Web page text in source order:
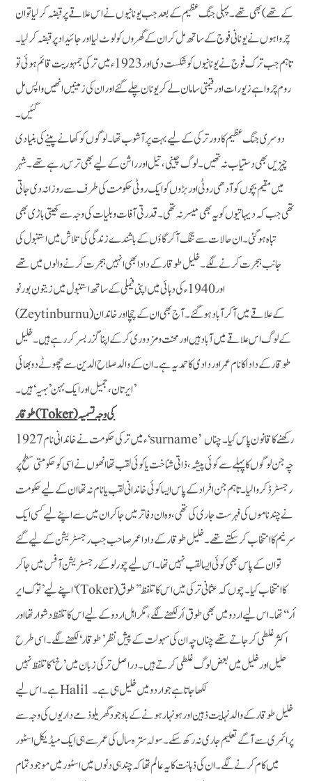
کے تھے) بھی تھے۔ پہلی جنگ عظیم کے بعدجب یونانیوں نے اس علاقے پر قبضہ کرلیا تو ان
چرواہوں نے یونانی فوج کے ساتھ مل کر ان کے گھروں کو لوٹ لیا اور جائیداد پر قبضہ کرلیا۔
تاہم جب ترک فوج نے یونانیوں کو شکست دی اور 1923ء میں ترکی جمہوریت قائم ہوئی تو
روم چرواہے زیورات اور قیمتی سامان لے کر یونان چلے گئے اور ان کی زمینیں انھیں واپس مل
گئیں۔
دوسری جنگ عظیم کا دورترکی کے لیے بہت پر آشوب تھا۔ لوگوں کو کھانے پینے کی بنیادی
چیزیں بھی دستیاب نہ تھیں۔ لوگ چینی، تیل اور راشن کے لیے بھی ترس رہے تھے۔ شہر
میں مقیم بچوں کو آدھی روٹی اور بڑوں کو ایک روٹی حکومت کی طرف سے روزانہ دی جاتی
تھی جب کہ دیہاتیوں کو یہ بھی میسرنہ تھی۔ قدرتی آفات و بلیات کی وجہ سے کھیتی باڑی بھی
تباہ ہوگئی۔ ان حالات سے تنگ آکر گاؤں کے باشندے زندگی کی تلاش میں استنبول کی
جانب ہجرت کرنے لگے۔ خلیل طوقار کے دادا بھی انہیں ہجرت کرنے والوں میں تھے
اور 1940ء کی دہائی میں اپنی فیملی کے ساتھ استنبول میں زیتون بورنو
(Zeytinburnu) کے علاقے میں آکر آباد ہوگئے۔ آج بھی ان کے چچا اور خاندان
کے لوگ اس علاقے میں آبادہیں اور محنت و مزدوری کرکے اپنا گزر بسر کر رہے ہیں۔ خلیل
طوقار کے دادا کا نام عمر اور دادی کا حمدیہ ہے۔ ان کے والد صلاح الدین سے چھوٹے دوبھائی
’ایرتان، جمیل اور ایک بہن ’بہیہ‘ ہیں۔
طوقار(Toker)کی وجہ تسمیہ
1927ء میں ترکی حکومت نے خاندانی نام ‘surname’ رکھنے کا قانون پاس کیا۔ چناں
چہ جن لوگوں کا پہلے سے کوئی پیشہ ، ذاتی شناخت یا کوئی لقب تھا انھوں نے اسی کو حکومتی سطح پر
رجسٹرڈ کروا لیا۔ تاہم جن افراد کے پاس ایسا کوئی خاندانی لقب یا نام نہ تھاان کے لیے حکومت
نے چندناموں کی فہرست جاری کی تھی، وہ ان دفاتر میں جاکر ان میں سے اپنے لیے کسی ایک
سرنیم کا انتخاب کرسکتے تھے۔ خلیل طوقار کے دادا عمر صاحب جب رجسٹریشن کے لیے گئے
تو ان کے پاس بھی کوئی ایسا لقب نہیں تھا۔ اس لیے چورلو کے رجسٹریشن آفس میں جاکر
اپنے لیے ’توک ایر‘ ( Toker) کا انتخاب کیا۔ چوں کہ عثمانی ترکی میں اس کا تلفظ ’’طوق
أر‘‘ تھا۔ اس لیے اردو میں بھی طوق أرلکھنے لگے، مگر اہل اردو کے لیے اس کا تلفظ دشوار تھا اور
اکثر غلطی کرجاتے تھے چناں چہ ان کی سہولت کے پیش نظر ’طوقار‘لکھنے لگے۔ اسی طرح
حلیل اور خلیل میں بعض لوگ غلطی کرتے ہیں۔ دراصل ترکی زبان میں ’خ‘ کا تلفظ نہیں
ہے۔ اس لیے Halil لکھا جاتا ہے جو اردو میں خلیل ہی ہے۔
خلیل طوقار کے والد نہایت ذہین اور ہونہار ہونے کے باوجود گھریلوذمے داریوں کی وجہ سے
پرائمری سے آگے تعلیم جاری نہ رکھ سکے۔ سولہ سترہ سال کی عمرسے ہی ایک میڈیکل اسٹور
میں کام کرنے لگے۔ ان کی ذہانت کا یہ عالم تھا کہ چند ہی دنوں میں اسٹور میں موجود تمام